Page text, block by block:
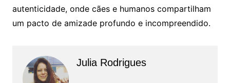
autenticidade, onde cães e humanos compartilham
um pacto de amizade profundo e incompreendido.
Julia Rodrigues